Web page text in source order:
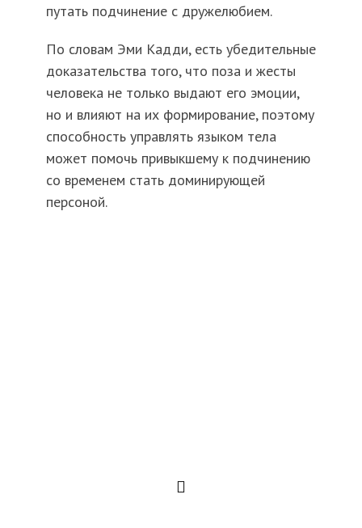
путать подчинение с дружелюбием.
По словам Эми Кадди, есть убедительные
доказательства того, что поза и жесты
человека не только выдают его эмоции,
но и влияют на их формирование, поэтому
способность управлять языком тела
может помочь привыкшему к подчинению
со временем стать доминирующей
персоной.